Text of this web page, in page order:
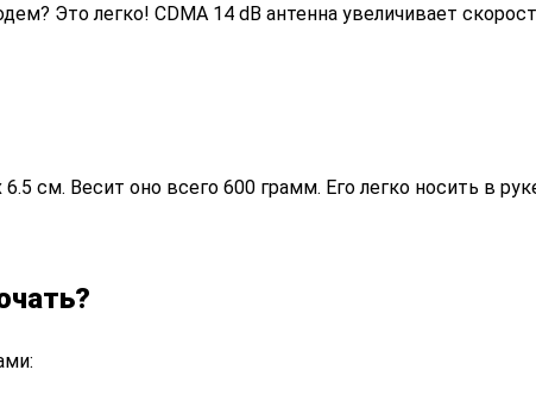
Это легко! CDMA 14 dB антенна увеличивает
см. Весит оно всего 600 грамм. Его легко носить в